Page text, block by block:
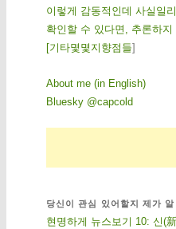
이렇게 감동적인데 사실일
확인할 수 있다면, 추론하지
[기 타몇 몇 지 향점 들]
About me (in English)
Bluesky @capcold
당신이 관심 있어할지 제가
현명하게 뉴스보기 10: 신(